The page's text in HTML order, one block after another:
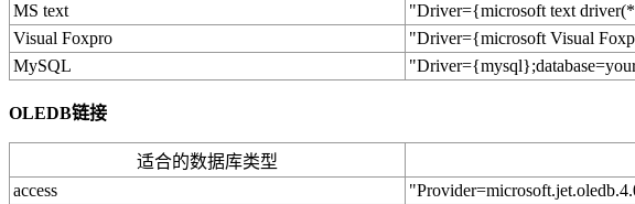
MS text
"Driver={microsoft text
Visual Foxpro
"Driver={microsoft Visual
MySQL
OLEDB链接
适合的数据库类型
access